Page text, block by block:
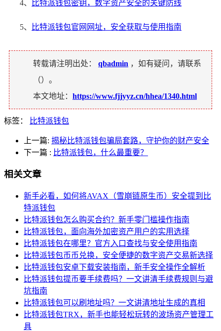
4、 比特派钱包密钥，数字资产安全的关键防线
5、 比特派钱包官网网址，安全获取与使用指南
转载请注明出处： qbadmin ，如有疑问，请联系
（）。
本文地址： https://www.fjjyyz.cn/hhea/1340.html
标签： 比特派钱包
上一篇: 揭秘比特派钱包骗局套路，守护你的财产安全
下一篇 : 比特派钱包，什么最重要？
相关文章
新手必看，如何将AVAX（雪崩链原生币）安全提到比
特派钱包
比特派钱包怎么购买合约？新手零门槛操作指南
比特派钱包，面向海外加密资产用户的实用选择
比特派钱包在哪里？官方入口查找与安全使用指南
比特派钱包币币兑换，安全便捷的数字资产交易新选择
比特派钱包安卓下载安装指南，新手安全操作全解析
比特派钱包提币要手续费吗？一文讲清手续费规则与避
坑指南
比特派钱包可以刷地址吗？一文讲清地址生成的真相
比特派钱包TRX，新手也能轻松玩转的波场资产管理工
具